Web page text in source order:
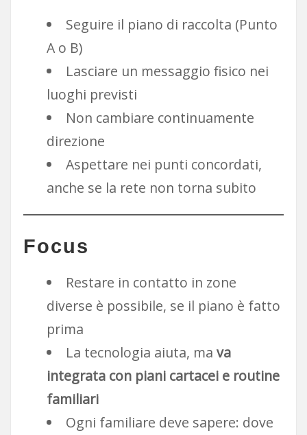
Seguire il piano di raccolta (Punto
A o B)
Lasciare un messaggio fisico nei
luoghi previsti
Non cambiare continuamente
direzione
Aspettare nei punti concordati,
anche se la rete non torna subito
Focus
Restare in contatto in zone
diverse è possibile, se il piano è fatto
prima
La tecnologia aiuta, ma va
integrata con piani cartacei e routine
familiari
Ogni familiare deve sapere: dove